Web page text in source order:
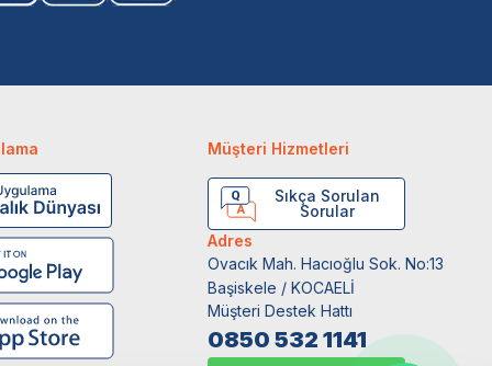
Müşteri Hizmetleri
Sıkça Sorulan
Sorular
Adres
Ovacık Mah. Hacıoğlu Sok. No:13
Başiskele / KOCAELİ
Müşteri Destek Hattı
0850 532 1141